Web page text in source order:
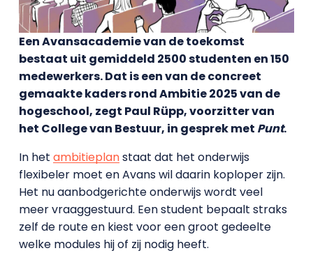
Een Avansacademie van de toekomst
bestaat uit gemiddeld 2500 studenten en 150
medewerkers. Dat is een van de concreet
gemaakte kaders rond Ambitie 2025 van de
hogeschool, zegt Paul Rüpp, voorzitter van
het College van Bestuur, in gesprek met Punt.
In het ambitieplanstaat dat het onderwijs
flexibeler moet en Avans wil daarin koploper zijn.
Het nu aanbodgerichte onderwijs wordt veel
meer vraaggestuurd. Een student bepaalt straks
zelf de route en kiest voor een groot gedeelte
welke modules hij of zij nodig heeft.